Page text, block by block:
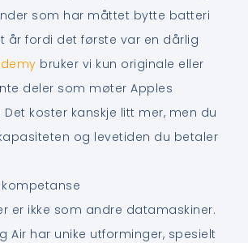
som har måttet bytte batteri
år fordi det første var en dårlig
bruker vi kun originale eller
deler som møter Apples
Det koster kanskje litt mer, men du
og levetiden du betaler
er ikke som andre datamaskiner.
Air har unike utforminger, spesielt